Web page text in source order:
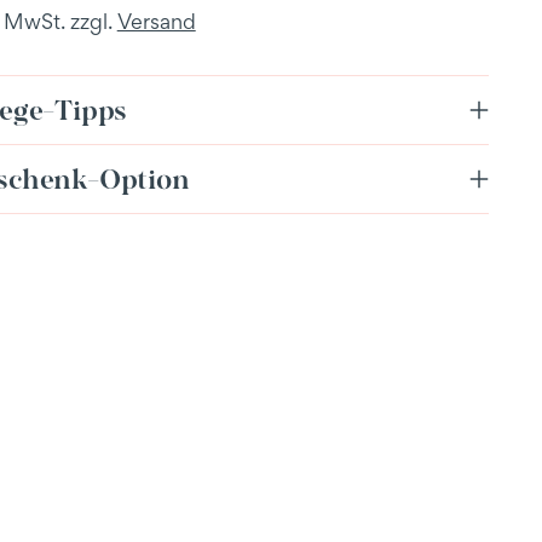
MwSt. zzgl.Versand
Tipps
Option